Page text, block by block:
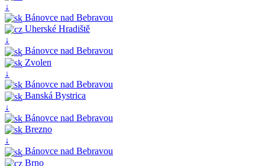
↓
Bánovce nad Bebravou
Uherské Hradiště
↓
Bánovce nad Bebravou
Zvolen
↓
Bánovce nad Bebravou
Banská Bystrica
↓
Bánovce nad Bebravou
Brezno
↓
Bánovce nad Bebravou
Brno